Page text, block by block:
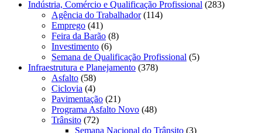
Indústria, Comércio e Qualificação Profissional (283)
Agência do Trabalhador(114)
Emprego (41)
Feira da Barão (8)
Investimento (6)
Semana de Qualificação Profissional (5)
Infraestrutura e Planejamento (378)
Asfalto (58)
Ciclovia (4)
Pavimentação (21)
Programa Asfalto Novo (48)
Trânsito (72)
Semana Nacional do Trânsito (3)